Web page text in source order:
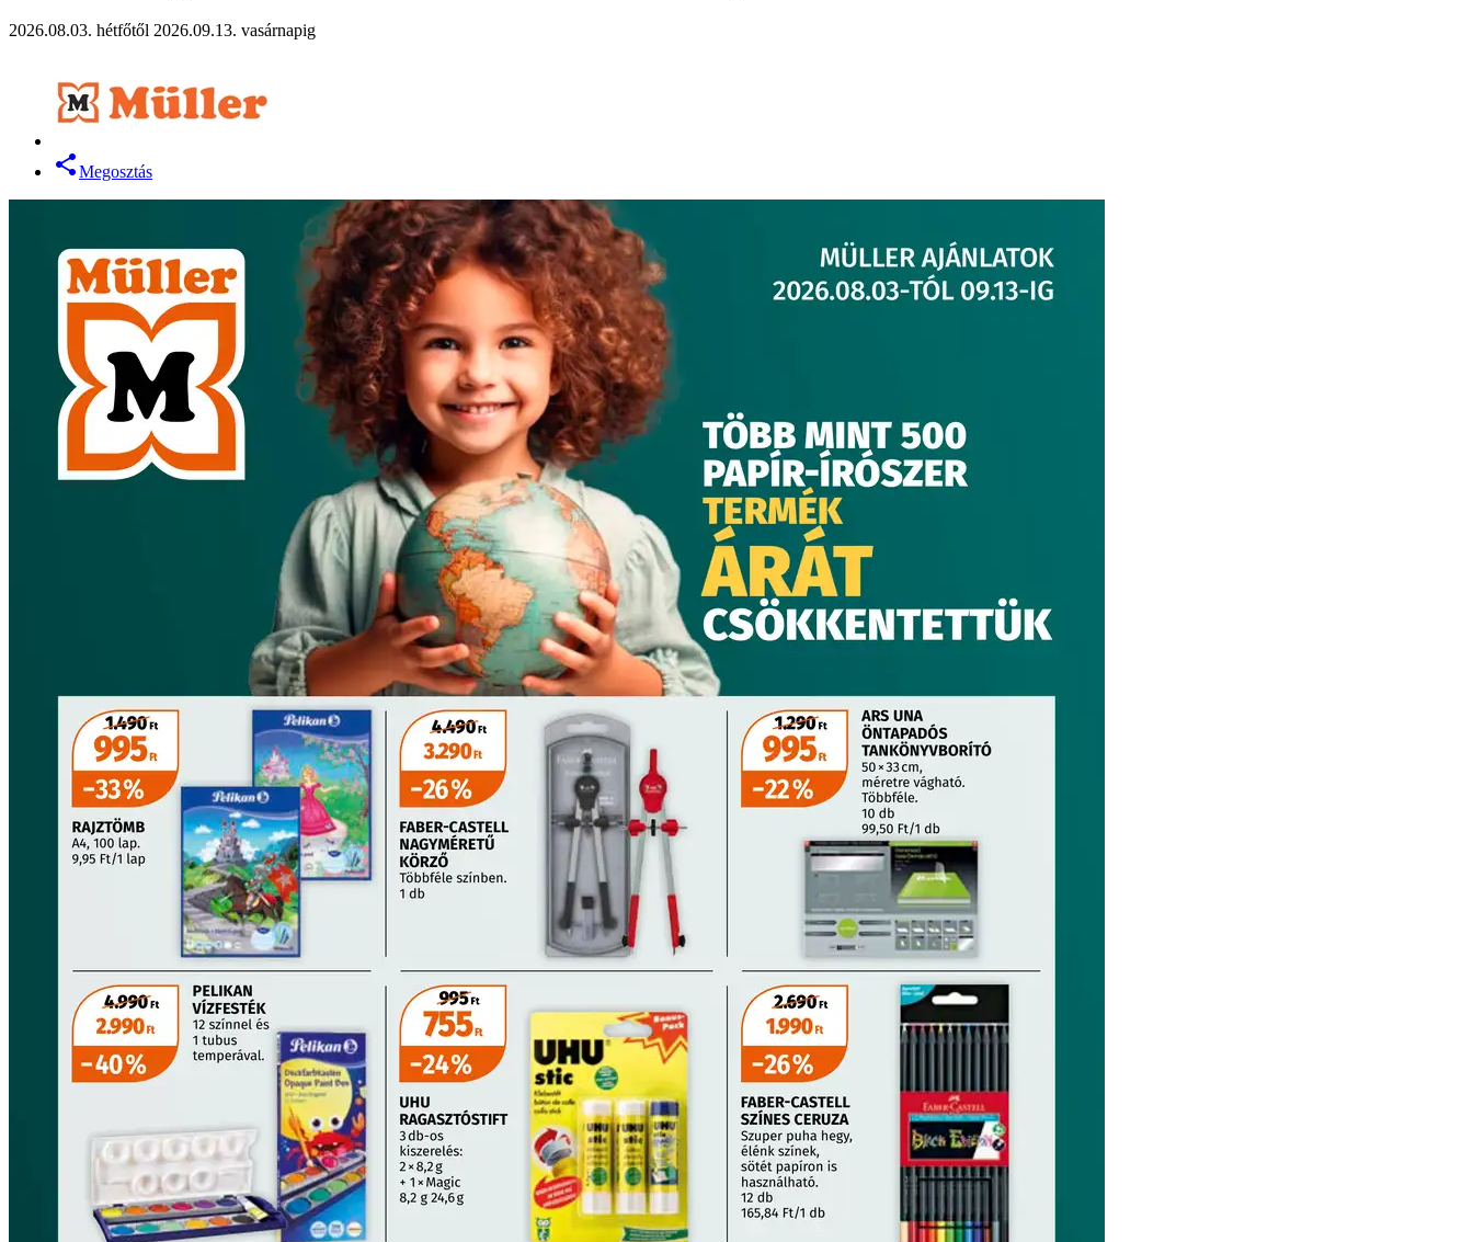
2026.08.03. hétfőtől 2026.09.13. vasárnapig
Megosztás